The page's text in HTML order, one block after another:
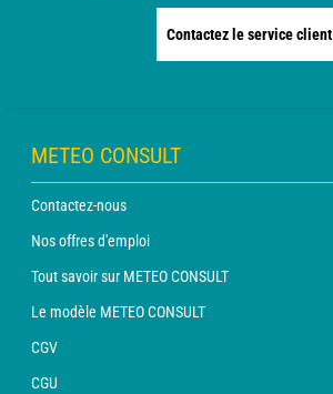
Contactez le service client
METEO CONSULT
Contactez-nous
Nos offres d'emploi
Tout savoir sur METEO CONSULT
Le modèle METEO CONSULT
CGV
CGU